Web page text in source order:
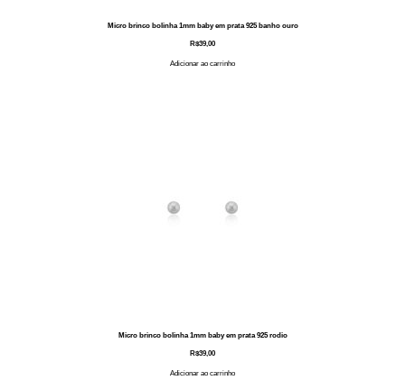
Micro brinco bolinha 1mm baby em prata 925 banho ouro
R$39,00
Adicionar ao carrinho
Micro brinco bolinha 1mm baby em prata 925 rodio
R$39,00
Adicionar ao carrinho